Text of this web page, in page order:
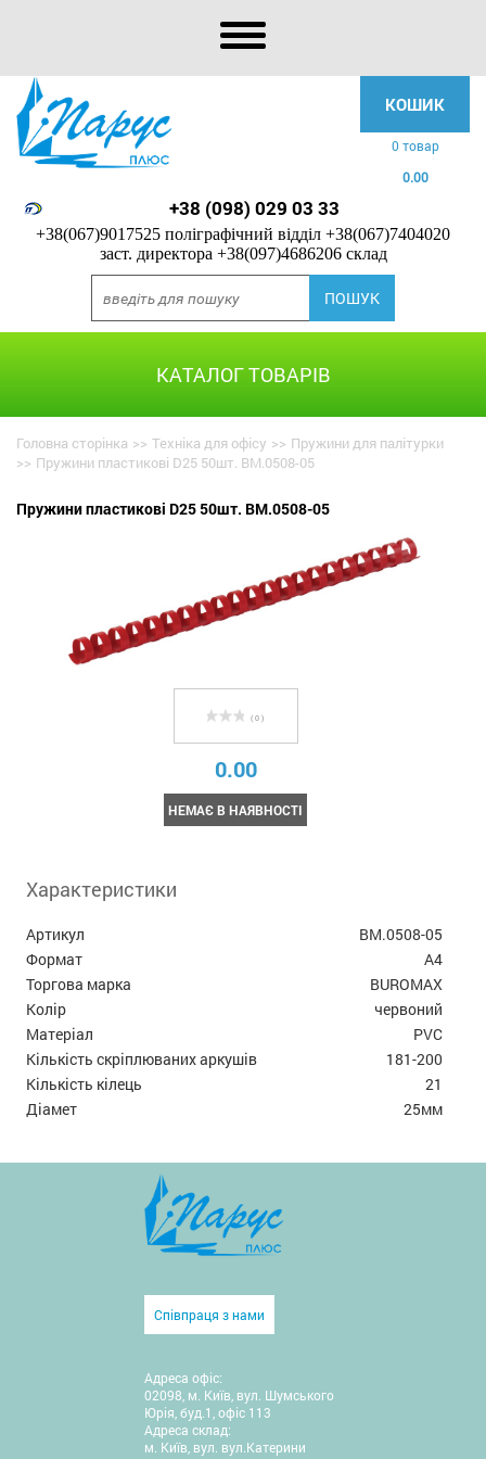
КОШИК
0 товар
0.00
+38 (098) 029 03 33
+38(067)9017525 поліграфічний відділ +38(067)7404020
заст. директора +38(097)4686206 склад
КАТАЛОГ ТОВАРІВ
Головна сторінка >> Техніка для офісу >> Пружини для палітурки
>> Пружини пластикові D25 50шт. BM.0508-05
Пружини пластикові D25 50шт. BM.0508-05
( 0 )
0.00
НЕМАЄ В НАЯВНОСТІ
Характеристики
Артикул
BM.0508-05
Формат
А4
Торгова марка
BUROMAX
Колір
червоний
Матеріал
PVC
Кількість скріплюваних аркушів
181-200
Кількість кілець
21
Діамет
25мм
Співпраця з нами
Адреса офіс:
02098, м. Київ, вул. Шумського
Юрія, буд.1, офіс 113
Адреса склад:
м. Київ, вул. вул.Катерини